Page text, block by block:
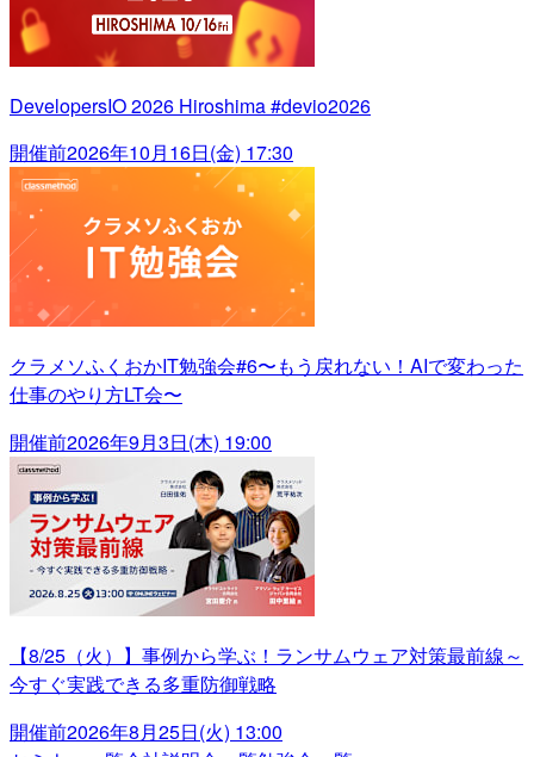
DevelopersIO 2026 Hiroshima #devio2026
開催前2026年10月16日(金) 17:30
クラメソふくおかIT勉強会#6〜もう戻れない！AIで変わった
仕事のやり方LT会〜
開催前2026年9月3日(木) 19:00
【8/25（火）】事例から学ぶ！ランサムウェア対策最前線～
今すぐ実践できる多重防御戦略
開催前2026年8月25日(火) 13:00